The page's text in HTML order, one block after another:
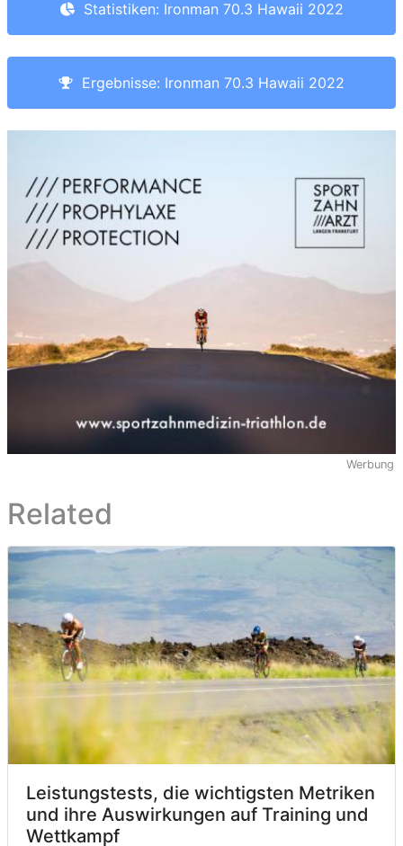
Statistiken: Ironman 70.3 Hawaii 2022
Ergebnisse: Ironman 70.3 Hawaii 2022
Werbung
Related
Leistungstests, die wichtigsten Metriken
und ihre Auswirkungen auf Training und
Wettkampf